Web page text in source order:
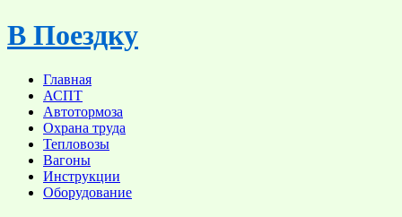
Skip
to
В Поездку
Главная
АСПТ
Автотормоза
Охрана труда
Тепловозы
Вагоны
Инструкции
Оборудование